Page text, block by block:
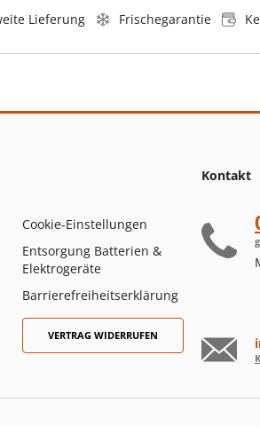
Lieferung Frischegarantie
Cookie-Einstellungen
Entsorgung Batterien &
Elektrogeräte
Barrierefreiheitserklärung
VERTRAG WIDERRUFEN
Kontakt